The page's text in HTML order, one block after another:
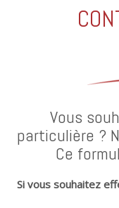
Vous
particulière ?
Ce
Si vous souhaitez